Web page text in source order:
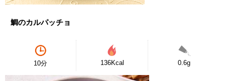
鯛のカルパッチョ
10分 136Kcal 0.6g